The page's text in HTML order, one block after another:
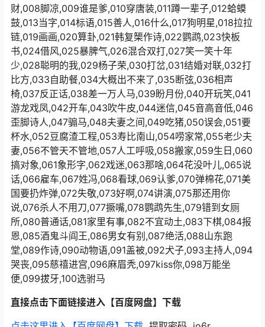
财,008脚凉,009谁是爹,010穿唐装,011蹲一辈子,012蛤蟆
鼓,013当字,014标语,015善人,016什么,017狗明星,018拉拉
链,019画画,020算卦,021韩复榘作诗,022鹦鹉,023快板
书,024借风,025暴脾气,026混合双打,027笑一笑十年
少,028聪明的我,029杨子荣,030打岔,031结婚对联,032打
比方,033自助餐,034大概出不来了,035断弦,036相声
椅,037反正话,038差一万人马,039盼月份,040开玩笑,041
游龙戏凤,042开车,043吹牛皮,044迷信,045音高音低,046
歪脚诗人,047骟马,048夫妻之间,049吃猪,050误会,051要
杯水,052豆腐渣工程,053寿比南山,054唠家常,055老少夫
妻,056不管天不管地,057人工呼吸,058搬家,059生日,060
搞对象,061象形字,062戏迷,063那啥,064花没叶儿,065说
话,066雇车,067姓冯,068看球,069认爹,070弹棉花,071美
国要扔炸弹,072失敬,073好啊,074讲演,075那还用你
说,076杀人不用刀,077撅嘴,078鹦鹉先生,079错到女厕
所,080普通话,081家里有事,082不宜动土,083下棋,084报
恩,085酒鬼斗阎王,086男女有别,087绝活,088山东跑
堂,089作诗,090动物语,091盖被,092犬子,093主持人,094
哭丧,095慈禧进宫,096麻眉秃,097kiss你,098万能坐
便,099拔牙,100选驸马
直接点击下面链接进入【百度网盘】下载